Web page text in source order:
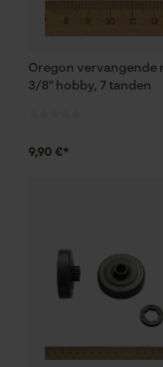
Oregon vervangende
3/8" hobby, 7 tanden
9,90 €*